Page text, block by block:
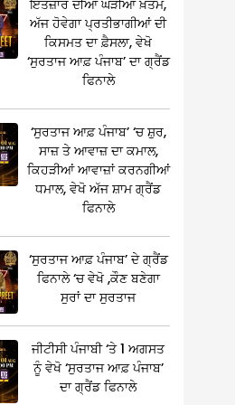
ਇੰਤਜ਼ਾਰ ਦੀਆਂ ਘੜੀਆਂ ਖ਼ਤਮ,
ਅੱਜ ਹੋਵੇਗਾ ਪ੍ਰਤੀਭਾਗੀਆਂ ਦੀ
ਕਿਸਮਤ ਦਾ ਫ਼ੈਸਲਾ, ਵੇਖੋ
‘ਸੁਰਤਾਜ ਆਫ਼ ਪੰਜਾਬ’ ਦਾ ਗ੍ਰੈਂਡ
ਫਿਨਾਲੇ
‘ਸੁਰਤਾਜ ਆਫ਼ ਪੰਜਾਬ’ ‘ਚ ਸ਼ੁਰ,
ਸਾਜ਼ ਤੇ ਆਵਾਜ਼ ਦਾ ਕਮਾਲ,
ਕਿਹੜੀਆਂ ਆਵਾਜ਼ਾਂ ਕਰਨਗੀਆਂ
ਧਮਾਲ, ਵੇਖੋ ਅੱਜ ਸ਼ਾਮ ਗ੍ਰੈਂਡ
ਫਿਨਾਲੇ
‘ਸੁਰਤਾਜ ਆਫ਼ ਪੰਜਾਬ’ ਦੇ ਗ੍ਰੈਂਡ
ਫਿਨਾਲੇ ‘ਚ ਵੇਖੋ ,ਕੌਣ ਬਣੇਗਾ
ਸੁਰਾਂ ਦਾ ਸੁਰਤਾਜ
ਜੀਟੀਸੀ ਪੰਜਾਬੀ ‘ਤੇ 1 ਅਗਸਤ
ਨੂੰ ਵੇਖੋ ‘ਸੁਰਤਾਜ ਆਫ਼ ਪੰਜਾਬ’
ਦਾ ਗ੍ਰੈਂਡ ਫਿਨਾਲੇ